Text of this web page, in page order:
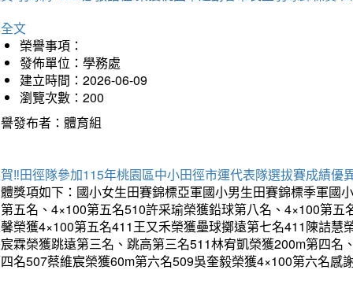
文
榮譽事項：
發佈單位：學務處
建立時間：2026-06-09
瀏覽次數：200
發布者：體育組
‼️田徑隊參加115年桃園區中小田徑市運代表隊選拔賽成績優
獎項如下：國小女生田賽錦標亞軍國小男生田賽錦標季軍國
五名、4×100第五名510許采瑜榮獲鉛球第八名、4×100第
榮獲4×100第五名411王又禾榮獲壘球擲遠第七名411陳詰
霖榮獲跳遠第三名、跳高第三名511林宥凱榮獲200m第四
名507蔡維宸榮獲60m第六名509吳奎毅榮獲4×100第六名